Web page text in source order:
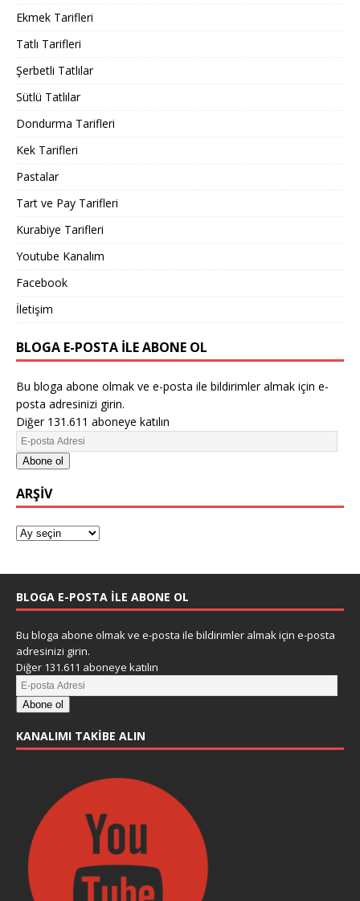
Ekmek Tarifleri
Tatlı Tarifleri
Şerbetli Tatlılar
Sütlü Tatlılar
Dondurma Tarifleri
Kek Tarifleri
Pastalar
Tart ve Pay Tarifleri
Kurabiye Tarifleri
Youtube Kanalım
Facebook
İletişim
BLOGA E-POSTA ILE ABONE OL
Bu bloga abone olmak ve e-posta ile bildirimler almak için e-
posta adresinizi girin.
Diğer 131.611 aboneye katılın
Abone ol
ARŞIV
BLOGA E-POSTA ILE ABONE OL
Bu bloga abone olmak ve e-posta ile bildirimler almak için e-posta
adresinizi girin.
Diğer 131.611 aboneye katılın
Abone ol
KANALIMI TAKIBE ALIN